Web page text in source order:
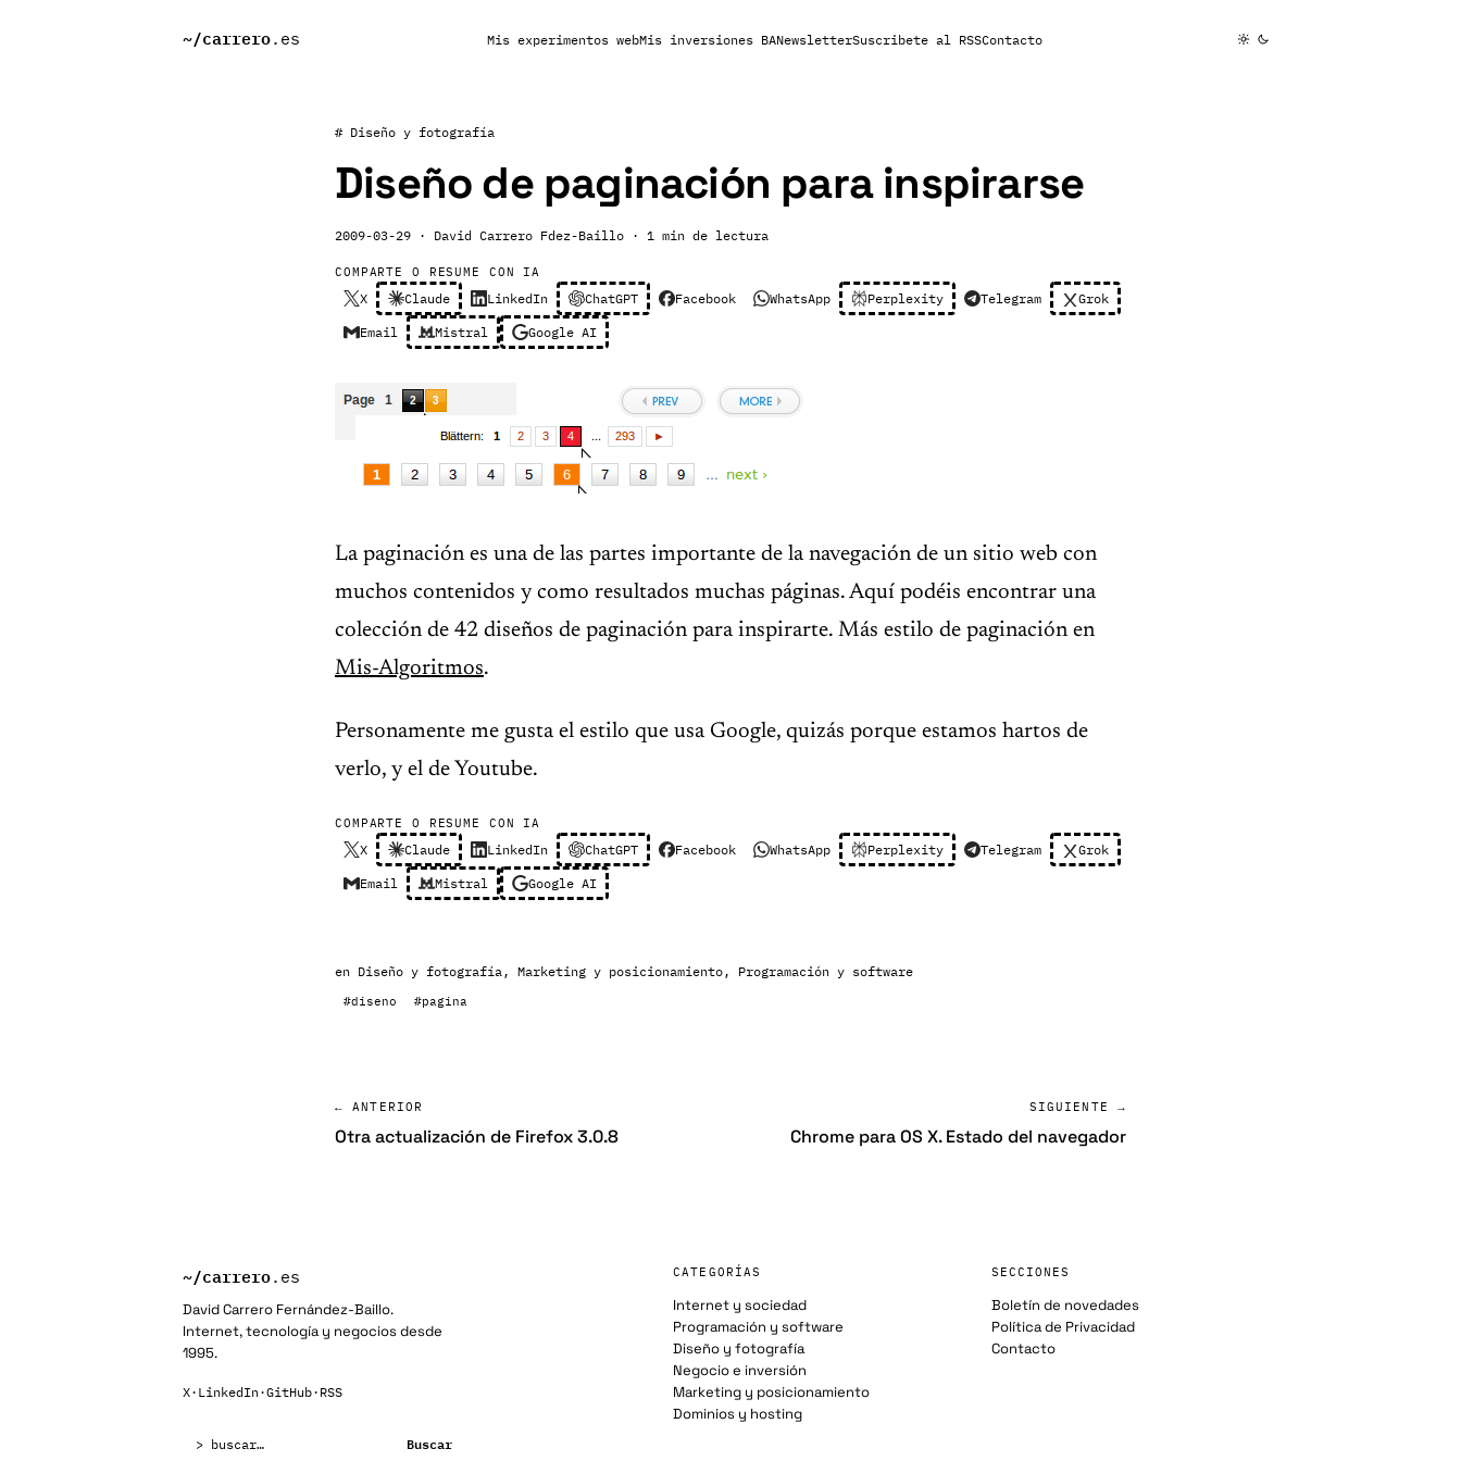
~/carrero.es Mis experimentos webMis inversiones BANewsletterSuscribete al RSSContacto
# Diseño y fotografía
Diseño de paginación para inspirarse
2009-03-29 · David Carrero Fdez-Baillo · 1 min de lectura
COMPARTE O RESUME CON IA
X Claude LinkedIn ChatGPT Facebook WhatsApp Perplexity Telegram Grok
Email Mistral Google AI
La paginación es una de las partes importante de la navegación de un sitio web con
muchos contenidos y como resultados muchas páginas. Aquí podéis encontrar una
colección de 42 diseños de paginación para inspirarte. Más estilo de paginación en
Mis-Algoritmos.
Personamente me gusta el estilo que usa Google, quizás porque estamos hartos de
verlo, y el de Youtube.
COMPARTE O RESUME CON IA
X Claude LinkedIn ChatGPT Facebook WhatsApp Perplexity Telegram Grok
Email Mistral Google AI
en Diseño y fotografía, Marketing y posicionamiento, Programación y software
#diseno #pagina
← ANTERIOR
Otra actualización de Firefox 3.0.8
SIGUIENTE →
Chrome para OS X. Estado del navegador
~/carrero.es
David Carrero Fernández-Baillo.
Internet, tecnología y negocios desde
1995.
X· LinkedIn·GitHub· RSS
Buscar
CATEGORÍAS
Internet y sociedad
Programación y software
Diseño y fotografía
Negocio e inversión
Marketing y posicionamiento
Dominios y hosting
SECCIONES
Boletín de novedades
Política de Privacidad
Contacto